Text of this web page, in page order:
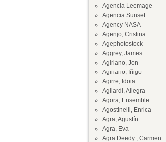
Agencia Leemage
Agencia Sunset
Agency NASA
Agenjo, Cristina
Agephotostock
Aggrey, James
Agiriano, Jon
Agiriano, Iñigo
Agirre, Idoia
Agliardi, Allegra
Agora, Ensemble
Agostinelli, Enrica
Agra, Agustín
Agra, Eva
Agra Deedy , Carmen